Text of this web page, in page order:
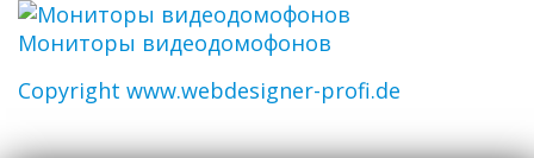
Мониторы видеодомофонов
Copyright www.webdesigner-profi.de